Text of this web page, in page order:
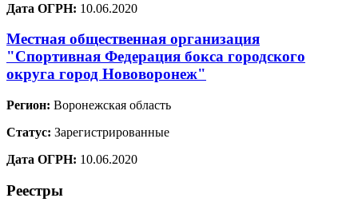
Дата ОГРН: 10.06.2020
Местная общественная организация
"Спортивная Федерация бокса городского
округа город Нововоронеж"
Регион: Воронежская область
Статус: Зарегистрированные
Дата ОГРН: 10.06.2020
Реестры